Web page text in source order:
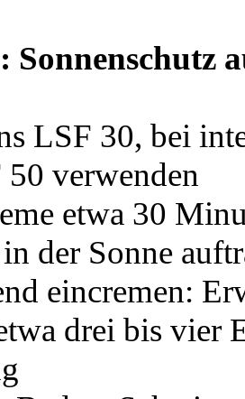
Sonnenschutz
LSF 30, bei
50 verwenden
etwa 30
der Sonne
eincremen:
drei bis vier